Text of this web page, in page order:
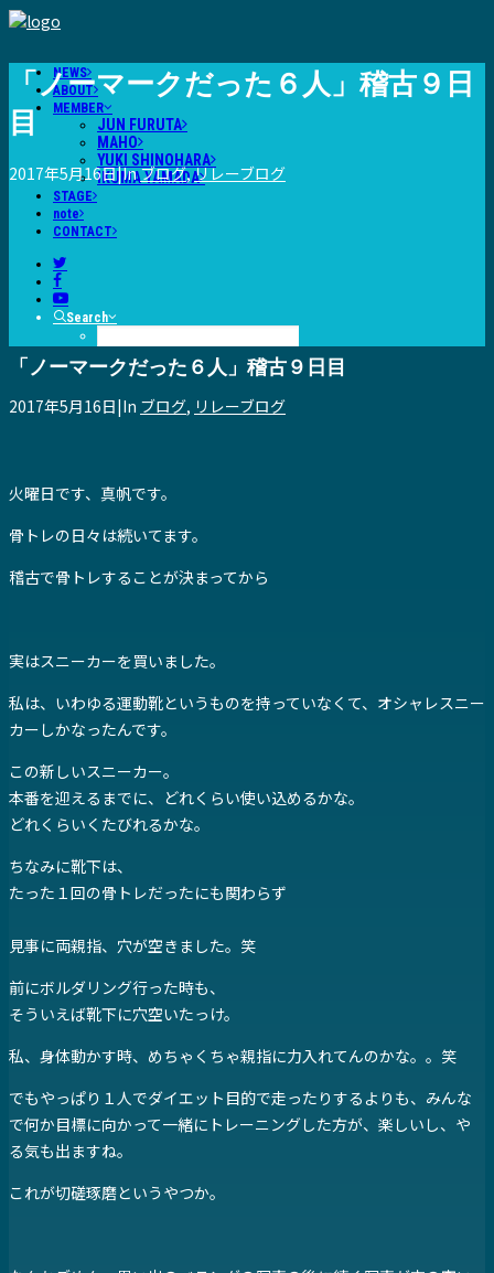
NEWS
ABOUT
MEMBER
JUN FURUTA
MAHO
YUKI SHINOHARA
IKUMA YAMADA
STAGE
note
CONTACT
Search
「ノーマークだった６人」稽古９日
目
2017年5月16日|Inブログ,リレーブログ
「ノーマークだった６人」稽古９日目
2017年5月16日|In ブログ, リレーブログ
火曜日です、真帆です。
骨トレの日々は続いてます。
稽古で骨トレすることが決まってから
実はスニーカーを買いました。
私は、いわゆる運動靴というものを持っていなくて、オシャレスニー
カーしかなったんです。
この新しいスニーカー。
本番を迎えるまでに、どれくらい使い込めるかな。
どれくらいくたびれるかな。
ちなみに靴下は、
たった１回の骨トレだったにも関わらず
見事に両親指、穴が空きました。笑
前にボルダリング行った時も、
そういえば靴下に穴空いたっけ。
私、身体動かす時、めちゃくちゃ親指に力入れてんのかな。。笑
でもやっぱり１人でダイエット目的で走ったりするよりも、みんな
で何か目標に向かって一緒にトレーニングした方が、楽しいし、や
る気も出ますね。
これが切磋琢磨というやつか。